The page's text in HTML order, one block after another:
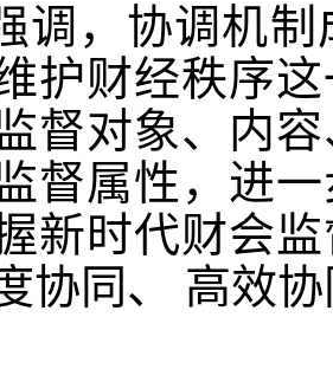
调，协调机
护财经秩序
督对象、内
督属性，进
新时代财会
协同、 高效